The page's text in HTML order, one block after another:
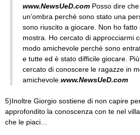
www.NewsUeD.com Posso dire
un’ombra perchè sono stato una
sono riuscito a giocare. Non ho
mostra. Ho cercato di approcciarmi
modo amichevole perchè sono
e tutte ed è stato difficile giocare.
cercato di conoscere le ragazze in
amichevole. www.NewsUeD.com
5)Inoltre Giorgio sostiene di non capire
approfondito la conoscenza con te nel
che le piaci…